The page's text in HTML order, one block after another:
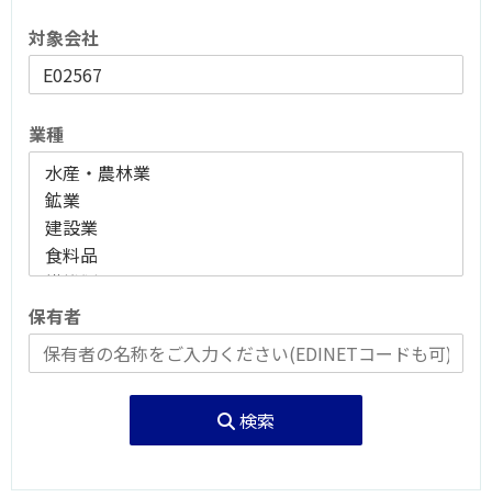
対象会社
業種
保有者
検索